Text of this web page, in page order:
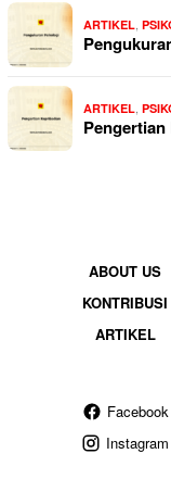
ARTIKEL,
ARTIKEL,
ABOUT US
KONTRIBUSI
ARTIKEL
Facebook
Instagram